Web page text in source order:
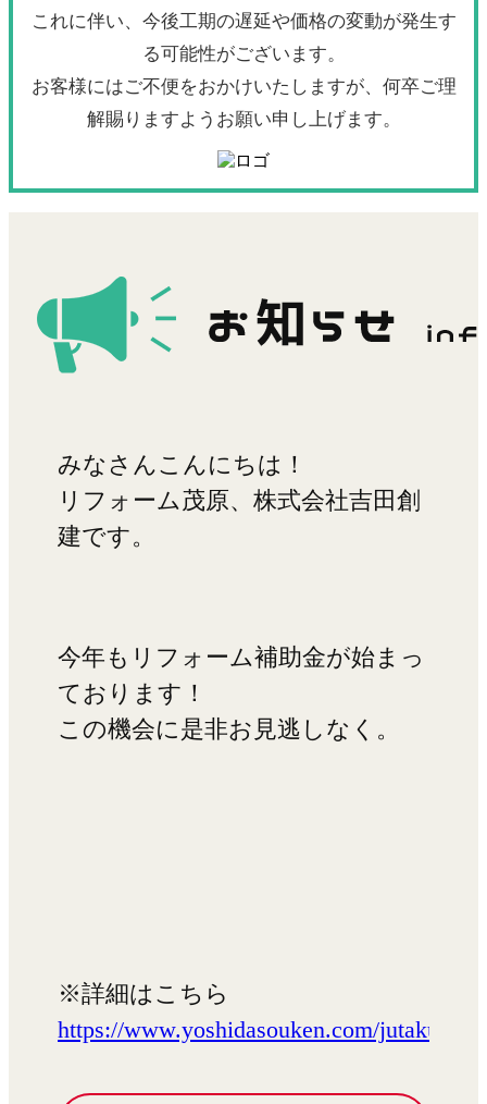
これに伴い、今後工期の遅延や価格の変動が発生す
る可能性がございます。
お客様にはご不便をおかけいたしますが、何卒ご理
解賜りますようお願い申し上げます。
みなさんこんにちは！
リフォーム茂原、株式会社吉田創
建です。
今年もリフォーム補助金が始まっ
ております！
この機会に是非お見逃しなく。
※詳細はこちら
https://www.yoshidasouken.com/